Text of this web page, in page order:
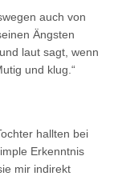
auch von
Ängsten
laut sagt, wenn
und klug.“
hallten bei
Erkenntnis
mir indirekt